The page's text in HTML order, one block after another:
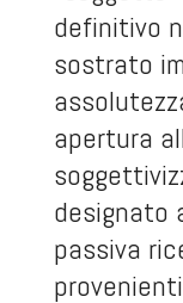
definitivo
sostrato
apertura
designato
passiva